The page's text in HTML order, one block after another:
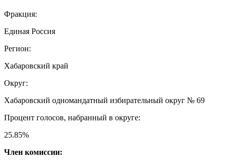
Фракция:
Единая Россия
Регион:
Хабаровский край
Округ:
Хабаровский одномандатный избирательный округ № 69
Процент голосов, набранный в округе:
25.85%
Член комиссии: